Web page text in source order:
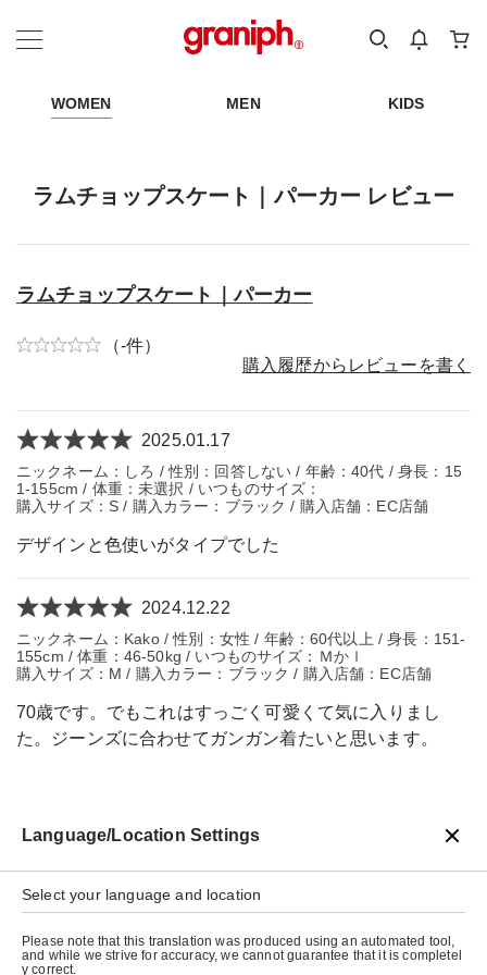
カテゴリーから探す
WOMEN MEN KIDS
ラムチョップスケート｜パーカー レビュー
ラムチョップスケート｜パーカー
（-件）
購入履歴からレビューを書く
2025.01.17
ニックネーム：しろ / 性別：回答しない / 年齢：40代 / 身長：15
1-155cm / 体重：未選択 / いつものサイズ：
購入サイズ：S / 購入カラー：ブラック / 購入店舗：EC店舗
デザインと色使いがタイプでした
2024.12.22
ニックネーム：Kako / 性別：女性 / 年齢：60代以上 / 身長：151-
155cm / 体重：46-50kg / いつものサイズ：Ｍかｌ
購入サイズ：M / 購入カラー：ブラック / 購入店舗：EC店舗
70歳です。でもこれはすっごく可愛くて気に入りまし
た。ジーンズに合わせてガンガン着たいと思います。
Language/Location Settings
Select your language and location
Please note that this translation was produced using an automated tool,
and while we strive for accuracy, we cannot guarantee that it is completel
y correct.